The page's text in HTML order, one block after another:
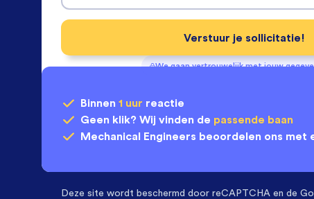
We gaan vertrouwelijk met jouw
Verstuur je sollicitatie!
Binnen 1 uur reactie
Geen klik? Wij vinden de passende baan
Mechanical Engineers beoordelen ons met
Deze site wordt beschermd door reCAPTCHA en de